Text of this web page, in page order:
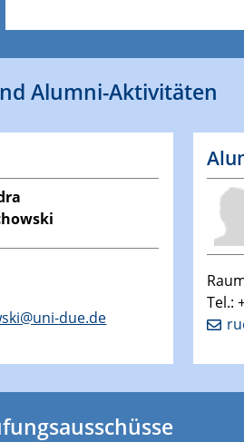
Alumni-Aktivitäten
due.de
Tel.: